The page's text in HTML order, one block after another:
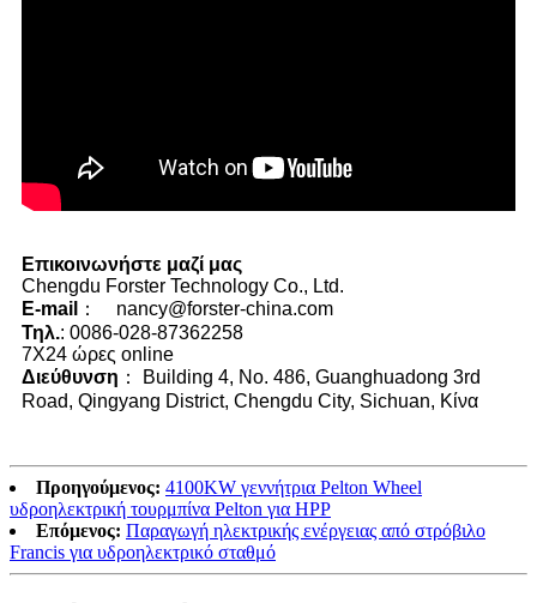
Επικοινωνήστε μαζί μας
Chengdu Forster Technology Co., Ltd.
E-mail
： nancy@forster-china.com
Τηλ.: 0086-028-87362258
7X24 ώρες online
Διεύθυνση ： Building 4, No. 486, Guanghuadong 3rd
Road, Qingyang District, Chengdu City, Sichuan, Κίνα
Προηγούμενος: 4100KW γεννήτρια Pelton Wheel
υδροηλεκτρική τουρμπίνα Pelton για HPP
Επόμενος: Παραγωγή ηλεκτρικής ενέργειας από στρόβιλο
Francis για υδροηλεκτρικό σταθμό